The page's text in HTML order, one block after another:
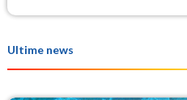
Ultime news